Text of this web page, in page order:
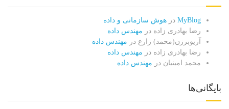
MyBlog در هوش سازمانی و داده
رضا بهادری زاده در مهندس داده
آریوبرزن(محمد) زارع در مهندس داده
رضا بهادری زاده در مهندس داده
محمد امینیان در مهندس داده
بایگانی‌ها